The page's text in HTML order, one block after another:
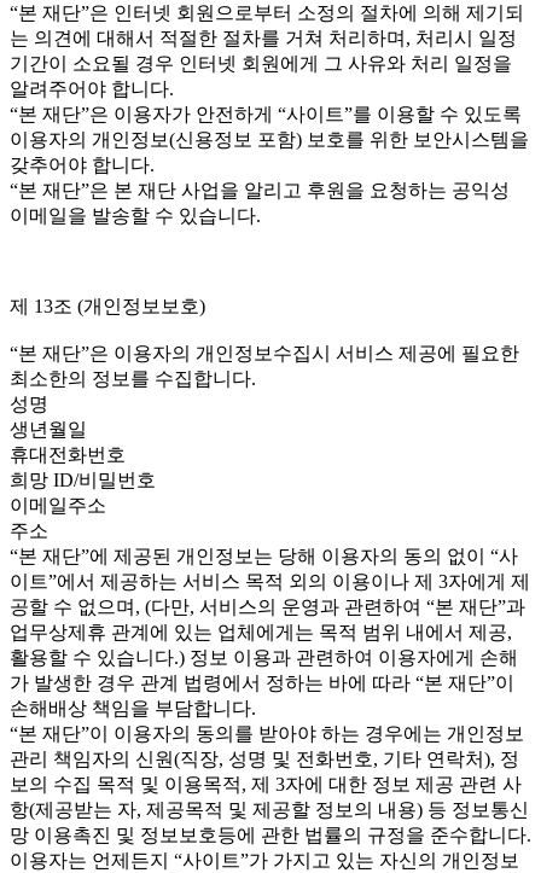
“본 재단”은 인터넷 회원으로부터 소정의 절차에 의해 제기되
는 의견에 대해서 적절한 절차를 거쳐 처리하며, 처리시 일정
기간이 소요될 경우 인터넷 회원에게 그 사유와 처리 일정을
알려주어야 합니다.
“본 재단”은 이용자가 안전하게 “사이트”를 이용할 수 있도록
이용자의 개인정보(신용정보 포함) 보호를 위한 보안시스템을
갖추어야 합니다.
“본 재단”은 본 재단 사업을 알리고 후원을 요청하는 공익성
이메일을 발송할 수 있습니다.
제 13조 (개인정보보호)
“본 재단”은 이용자의 개인정보수집시 서비스 제공에 필요한
최소한의 정보를 수집합니다.
성명
생년월일
휴대전화번호
희망 ID/비밀번호
이메일주소
주소
“본 재단”에 제공된 개인정보는 당해 이용자의 동의 없이 “사
이트”에서 제공하는 서비스 목적 외의 이용이나 제 3자에게 제
공할 수 없으며, (다만, 서비스의 운영과 관련하여 “본 재단”과
업무상제휴 관계에 있는 업체에게는 목적 범위 내에서 제공,
활용할 수 있습니다.) 정보 이용과 관련하여 이용자에게 손해
가 발생한 경우 관계 법령에서 정하는 바에 따라 “본 재단”이
손해배상 책임을 부담합니다.
“본 재단”이 이용자의 동의를 받아야 하는 경우에는 개인정보
관리 책임자의 신원(직장, 성명 및 전화번호, 기타 연락처), 정
보의 수집 목적 및 이용목적, 제 3자에 대한 정보 제공 관련 사
항(제공받는 자, 제공목적 및 제공할 정보의 내용) 등 정보통신
망 이용촉진 및 정보보호등에 관한 법률의 규정을 준수합니다.
이용자는 언제든지 “사이트”가 가지고 있는 자신의 개인정보